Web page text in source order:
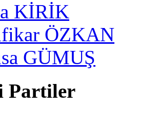
KİRİK
ÖZKAN
GÜMUŞ
Partiler